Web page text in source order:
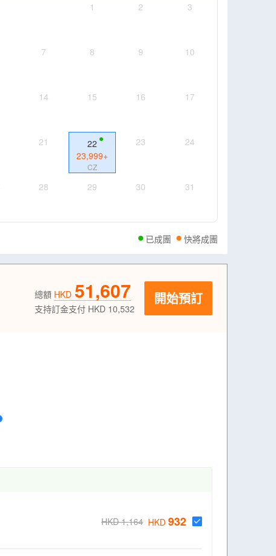
1
2 3
7 8 9 10
14 15 16 17
21
22
23,999+
CZ
23 24
28 29 30 31
已成團 快將成團
總額 HKD 51,607
支持訂金支付 HKD 10,532
開始預訂
HKD 1,164 HKD 932